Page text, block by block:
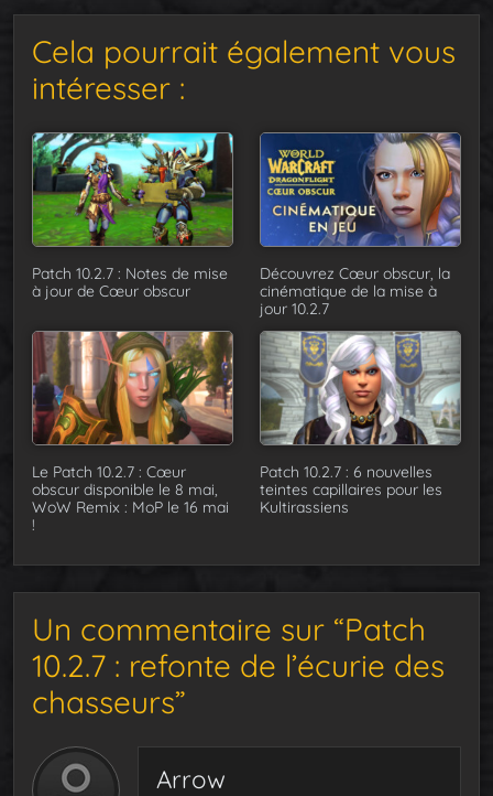
Cela pourrait également vous
intéresser :
Patch 10.2.7 : Notes de mise
à jour de Cœur obscur
Découvrez Cœur obscur, la
cinématique de la mise à
jour 10.2.7
Le Patch 10.2.7 : Cœur
obscur disponible le 8 mai,
WoW Remix : MoP le 16 mai
!
Patch 10.2.7 : 6 nouvelles
teintes capillaires pour les
Kultirassiens
Un commentaire sur “Patch
10.2.7 : refonte de l’écurie des
chasseurs”
Arrow